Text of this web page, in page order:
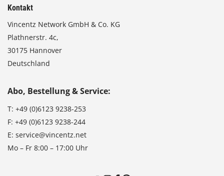
Kontakt
Vincentz Network GmbH & Co. KG
Plathnerstr. 4c,
30175 Hannover
Deutschland
Abo, Bestellung & Service:
T: +49 (0)6123 9238-253
F: +49 (0)6123 9238-244
E: service@vincentz.net
Mo – Fr 8:00 – 17:00 Uhr